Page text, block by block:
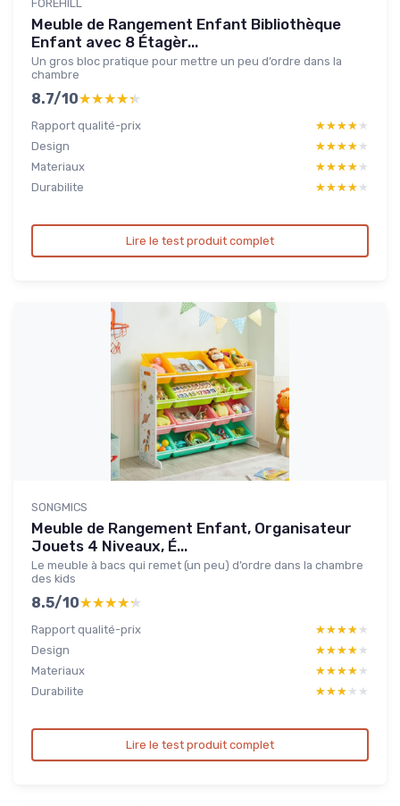
FOREHILL
Meuble de Rangement Enfant Bibliothèque
Enfant avec 8 Étagèr...
Un gros bloc pratique pour mettre un peu d’ordre dans la
chambre
8.7/10★★★★★
★★★★★
Rapport qualité-prix ★★★★★
★★★★★
Design
★★★★★
★★★★★
Materiaux
★★★★★
★★★★★
Durabilite
★★★★★
★★★★★
Lire le test produit complet
SONGMICS
Meuble de Rangement Enfant, Organisateur
Jouets 4 Niveaux, É...
Le meuble à bacs qui remet (un peu) d’ordre dans la chambre
des kids
8.5/10★★★★★
★★★★★
Rapport qualité-prix ★★★★★
★★★★★
Design
★★★★★
★★★★★
Materiaux
★★★★★
★★★★★
Durabilite
★★★★★
★★★★★
Lire le test produit complet